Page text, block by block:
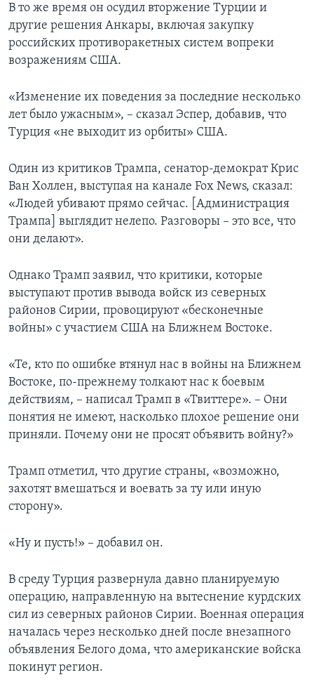
В то же время он осудил вторжение Турции и
другие решения Анкары, включая закупку
российских противоракетных систем вопреки
возражениям США.
«Изменение их поведения за последние несколько
лет было ужасным», – сказал Эспер, добавив, что
Турция «не выходит из орбиты» США.
Один из критиков Трампа, сенатор-демократ Крис
Ван Холлен, выступая на канале Fox News, сказал:
«Людей убивают прямо сейчас. [Администрация
Трампа] выглядит нелепо. Разговоры – это все, что
они делают».
Однако Трамп заявил, что критики, которые
выступают против вывода войск из северных
районов Сирии, провоцируют «бесконечные
войны» с участием США на Ближнем Востоке.
«Те, кто по ошибке втянул нас в войны на Ближнем
Востоке, по-прежнему толкают нас к боевым
действиям, – написал Трамп в «Твиттере». – Они
понятия не имеют, насколько плохое решение они
приняли. Почему они не просят объявить войну?»
Трамп отметил, что другие страны, «возможно,
захотят вмешаться и воевать за ту или иную
сторону».
«Ну и пусть!» – добавил он.
В среду Турция развернула давно планируемую
операцию, направленную на вытеснение курдских
сил из северных районов Сирии. Военная операция
началась через несколько дней после внезапного
объявления Белого дома, что американские войска
покинут регион.